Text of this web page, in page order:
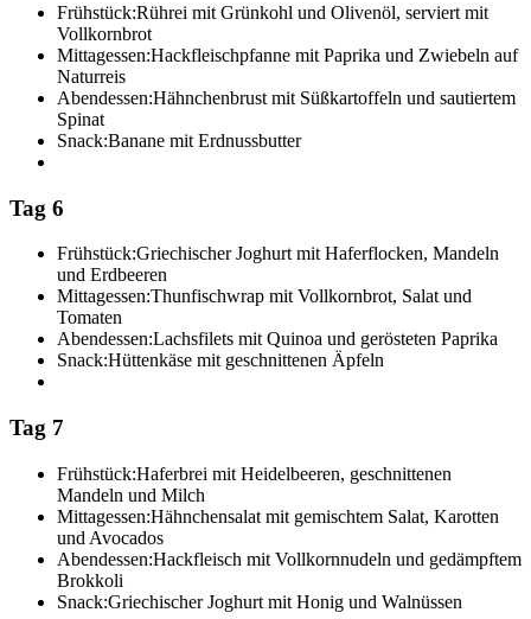
Frühstück:Rührei mit Grünkohl und Olivenöl, serviert mit
Vollkornbrot
Mittagessen:Hackfleischpfanne mit Paprika und Zwiebeln auf
Naturreis
Abendessen:Hähnchenbrust mit Süßkartoffeln und sautiertem
Spinat
Snack:Banane mit Erdnussbutter
Tag 6
Frühstück:Griechischer Joghurt mit Haferflocken, Mandeln
und Erdbeeren
Mittagessen:Thunfischwrap mit Vollkornbrot, Salat und
Tomaten
Abendessen:Lachsfilets mit Quinoa und gerösteten Paprika
Snack:Hüttenkäse mit geschnittenen Äpfeln
Tag 7
Frühstück:Haferbrei mit Heidelbeeren, geschnittenen
Mandeln und Milch
Mittagessen:Hähnchensalat mit gemischtem Salat, Karotten
und Avocados
Abendessen:Hackfleisch mit Vollkornnudeln und gedämpftem
Brokkoli
Snack:Griechischer Joghurt mit Honig und Walnüssen